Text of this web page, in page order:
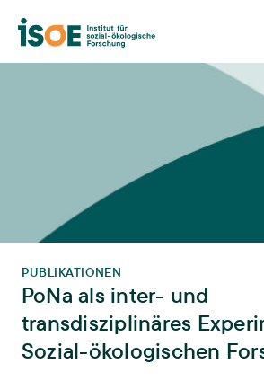
PUBLIKATIONEN
PoNa als inter- und
transdisziplinäres
Sozial-ökologischen